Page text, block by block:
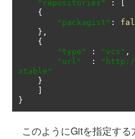
"repositories"
:
{
"packagist" :
},
{
"type"
: "vcs" ,
"url"
:
xtable"
}
}
このようにGitを指定する